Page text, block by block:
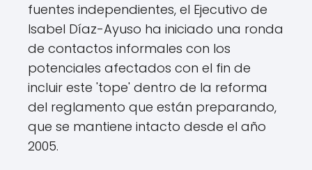
fuentes independientes, el Ejecutivo de
Isabel Díaz-Ayuso ha iniciado una ronda
de contactos informales con los
potenciales afectados con el fin de
incluir este 'tope' dentro de la reforma
del reglamento que están preparando,
que se mantiene intacto desde el año
2005.